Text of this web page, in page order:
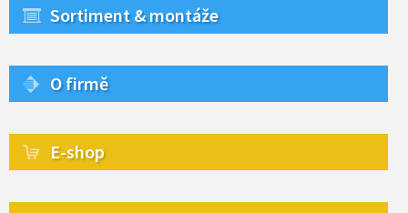
Sortiment & montáže
O firmě
E-shop